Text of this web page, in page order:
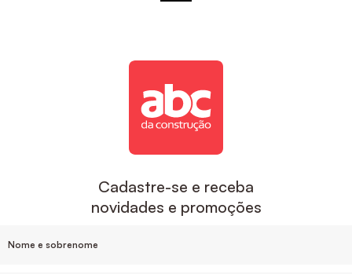
Cadastre-se e receba
novidades e promoções